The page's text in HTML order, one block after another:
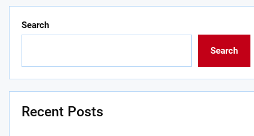
Search
Search
Recent Posts